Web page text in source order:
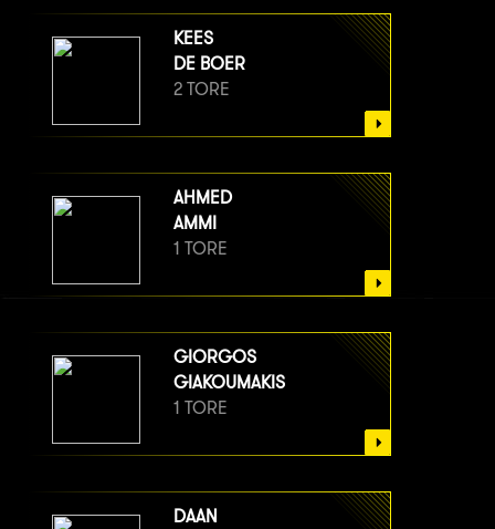
KEES
DE BOER
2 TORE
AHMED
AMMI
1 TORE
GIORGOS
GIAKOUMAKIS
1 TORE
DAAN